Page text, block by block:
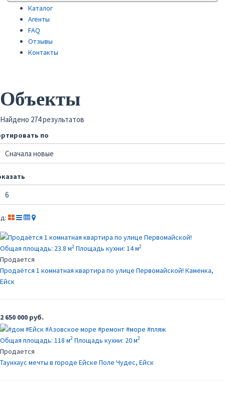
Каталог
Агенты
FAQ
Отзывы
Контакты
Объекты
Найдено 274 результатов
по
Общая площадь: 23.8 м2 Площадь кухни: 14 м2
Продается
Продаётся 1 комнатная квартира по улице Первомайской! Каменка,
Ейск
2 650 000 руб.
Общая площадь: 118 м2 Площадь кухни: 20 м2
Продается
Таунхаус мечты в городе Ейске Поле Чудес, Ейск